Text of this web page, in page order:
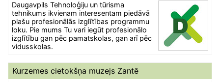
Daugavpils Tehnoloģiju un tūrisma
tehnikums ikvienam interesentam piedāvā
plašu profesionālās izglītības programmu
loku. Pie mums Tu vari iegūt profesionālo
izglītību gan pēc pamatskolas, gan arī pēc
vidusskolas.
Kurzemes cietokšņa muzejs Zantē